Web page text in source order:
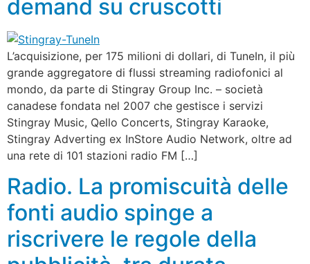
demand su cruscotti
L’acquisizione, per 175 milioni di dollari, di TuneIn, il più
grande aggregatore di flussi streaming radiofonici al
mondo, da parte di Stingray Group Inc. – società
canadese fondata nel 2007 che gestisce i servizi
Stingray Music, Qello Concerts, Stingray Karaoke,
Stingray Adverting ex InStore Audio Network, oltre ad
una rete di 101 stazioni radio FM […]
Radio. La promiscuità delle
fonti audio spinge a
riscrivere le regole della